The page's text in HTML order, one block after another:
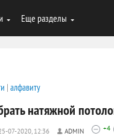
Еще разделы
| алфавиту
натяжной
07-2020, 12:36 ADMIN +4